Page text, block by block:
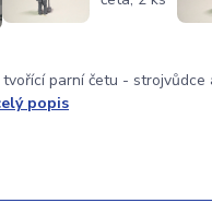
parní četu - strojvůdce
popis